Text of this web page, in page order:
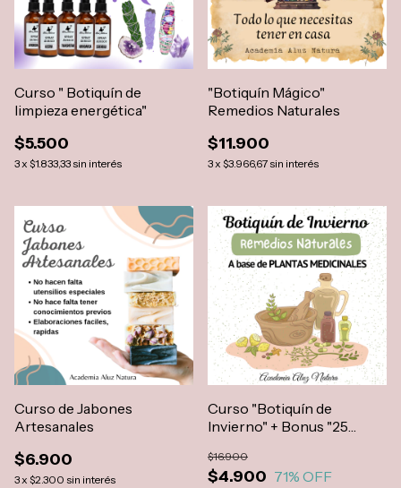
Curso " Botiquín de
limpieza energética"
$5.500
3x $1.833,33sin interés
"Botiquín Mágico"
Remedios Naturales
$11.900
3x $3.966,67sin interés
Curso de Jabones
Artesanales
$6.900
3x $2.300 sin interés
Curso "Botiquín de
Invierno" + Bonus "25
$4.900
$16.900
71% OFF